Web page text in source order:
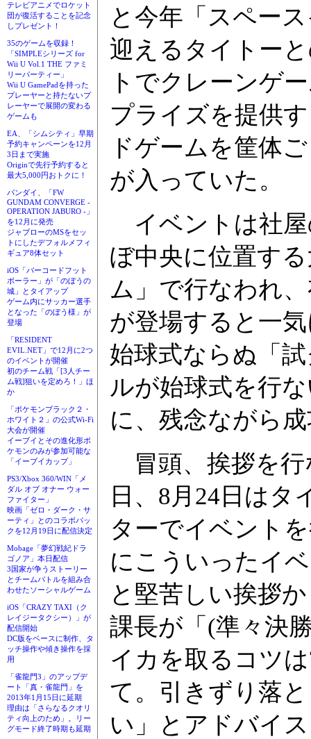
テレビアニメでロケット
団が復活することを記念
しプレゼント！
35のゲームを収録！
「SIMPLEシリーズ for
Wii U Vol.1 THE ファミ
リーパーティー」
Wii U GamePadを持った
プレーヤーと持たないプ
レーヤーで展開の変わる
ゲームも
EA、「シムシティ」早期
予約キャンペーンを12月
3日まで実施
Originで先行予約すると
最大5,000円おトクに！
バンダイ、「FW
GUNDAM CONVERGE -
OPERATION JABURO -」
を12月に発売
ジャブローのMSをセッ
トにしたデフォルメフィ
ギュア8体セット
iOS「バーコードフット
ボーラー」が「のぼうの
城」とタイアップ
ゲーム内にサッカー選手
となった「のぼう様」が
登場
「RESIDENT
EVIL.NET」で12月に2つ
のイベントが開催
初のチーム戦「[3人チー
ム戦]狙いを定めろ！」ほ
か
「ポケモンブラック２・
ホワイト２」の公式Wi-Fi
大会が開催
イーブイとその進化形ポ
ケモンのみが参加可能な
「イーブイカップ」
PS3/Xbox 360/WIN「メ
ダル オブ オナー ウォー
ファイター」
映画「ゼロ・ダーク・サ
ーティ」とのコラボパッ
クを12月19日に配信決定
Mobage「夢幻戦紀ドラ
ゴノア」本日配信
3国家が争うストーリー
とチームバトルを組み合
わせたソーシャルゲーム
iOS「CRAZY TAXI（ク
レイジータクシー）」が
配信開始
DC版をベースに制作、タ
ッチ操作や傾き操作を採
用
「雀龍門3」のアップデ
ート「真・雀龍門」を
2013年1月15日に延期
理由は「さらなるクオリ
ティ向上のため」。リー
グモード終了時期も延期
と今年「スペー
迎えるタイトー
トでクレーンゲ
プライズを提供
ドゲームを筐体
が入っていた。
イベントは社屋
ぼ中央に位置す
ム」で行なわれ
が登場すると一
始球式ならぬ「
ルが始球式を行
に、残念ながら
冒頭、挨拶を行
日、8月24日はタ
ターでイベント
にこういったイ
と堅苦しい挨拶
課長が「(準々決
イカを取るコツ
て。引きずり落
い」とアドバイ